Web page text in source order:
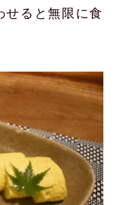
せると無限に食